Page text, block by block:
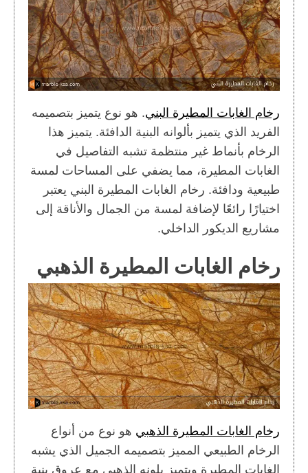
رخام الغابات المطيرة البني. هو نوع يتميز بتصميمه
الفريد الذي يتميز بألوانه البنية الدافئة. يتميز هذا
الرخام بأنماط غير منتظمة تشبه التفاصيل في
الغابات المطيرة، مما يضفي على المساحات لمسة
طبيعية ودافئة. رخام الغابات المطيرة البني يعتبر
اختيارًا رائعًا لإضافة لمسة من الجمال والأناقة إلى
مشاريع الديكور الداخلي.
رخام الغابات المطيرة الذهبي
رخام الغابات المطيرة الذهبي هو نوع من أنواع
الرخام الطبيعي المميز بتصميمه الجميل الذي يشبه
الغابات المطيرة ويتميز بلونه الذهبي مع عروق بنية